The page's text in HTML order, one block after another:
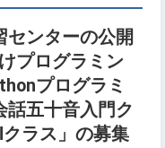
センターの公開
プログラミン
プログラミ
話五十音入門ク
ラス」の募集